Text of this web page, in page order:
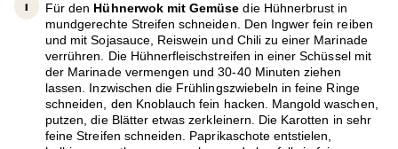
Für den Hühnerwok mit Gemüse die Hühnerbrust in
mundgerechte Streifen schneiden. Den Ingwer fein reiben
und mit Sojasauce, Reiswein und Chili zu einer Marinade
verrühren. Die Hühnerfleischstreifen in einer Schüssel mit
der Marinade vermengen und 30-40 Minuten ziehen
lassen. Inzwischen die Frühlingszwiebeln in feine Ringe
schneiden, den Knoblauch fein hacken. Mangold waschen,
putzen, die Blätter etwas zerkleinern. Die Karotten in sehr
feine Streifen schneiden. Paprikaschote entstielen,